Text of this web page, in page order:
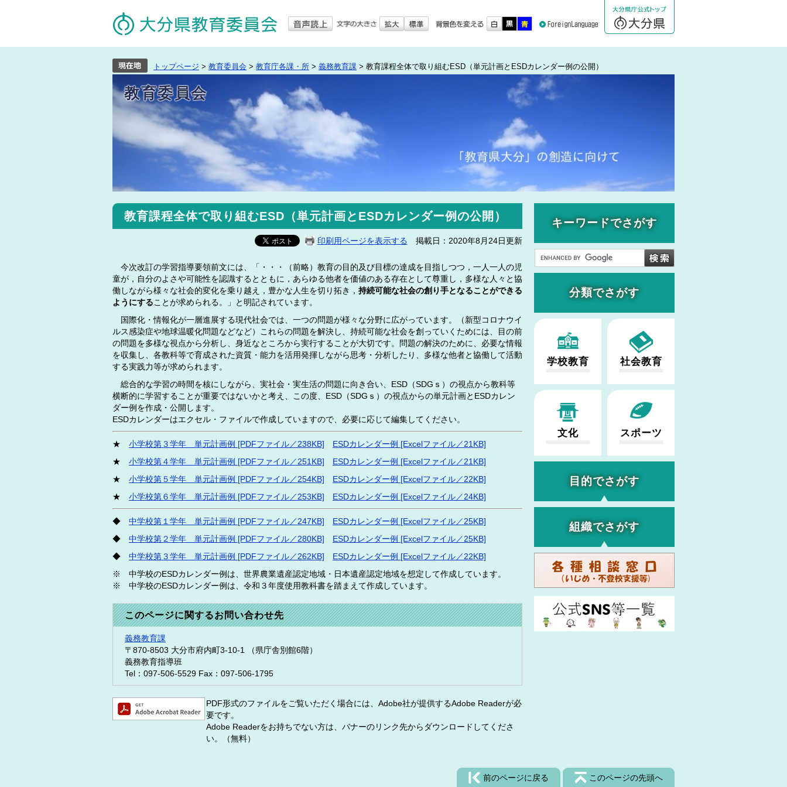
トップページ > 教育委員会 > 教育庁各課・所 > 義務教育課 > 教育課程全体で取り組むESD（単元計画とESDカレンダー例の公開）
教育委員会
教育課程全体で取り組むESD（単元計画とESDカレンダー例の公開）
印刷用ページを表示する 掲載日：2020年8月24日更新
今次改訂の学習指導要領前文には、「・・・（前略）教育の目的及び目標の達成を目指しつつ，一人一人の児
童が，自分のよさや可能性を認識するとともに，あらゆる他者を価値のある存在として尊重し，多様な人々と協
働しながら様々な社会的変化を乗り越え，豊かな人生を切り拓き， 持続可能な社会の創り手となることができる
ようにすることが求められる。」と明記されています。
国際化・情報化が一層進展する現代社会では、一つの問題が様々な分野に広がっています。（新型コロナウイ
ルス感染症や地球温暖化問題などなど）これらの問題を解決し、持続可能な社会を創っていくためには、目の前
の問題を多様な視点から分析し、身近なところから実行することが大切です。問題の解決のために、必要な情報
を収集し、各教科等で育成された資質・能力を活用発揮しながら思考・分析したり、多様な他者と協働して活動
する実践力等が求められます。
総合的な学習の時間を核にしながら、実社会・実生活の問題に向き合い、ESD（SDGｓ）の視点から教科等
横断的に学習することが重要ではないかと考え、この度、ESD（SDGｓ）の視点からの単元計画とESDカレン
ダー例を作成・公開します。
ESDカレンダーはエクセル・ファイルで作成していますので、必要に応じて編集してください。
★ 小学校第３学年 単元計画例 [PDFファイル／238KB]
ESDカレンダー例 [Excelファイル／21KB]
★ 小学校第４学年 単元計画例 [PDFファイル／251KB]
ESDカレンダー例 [Excelファイル／21KB]
★ 小学校第５学年 単元計画例 [PDFファイル／254KB]
ESDカレンダー例 [Excelファイル／22KB]
★ 小学校第６学年 単元計画例 [PDFファイル／253KB] ESDカレンダー例 [Excelファイル／24KB]
◆ 中学校第１学年 単元計画例 [PDFファイル／247KB]
ESDカレンダー例 [Excelファイル／25KB]
◆ 中学校第２学年 単元計画例 [PDFファイル／280KB]
ESDカレンダー例 [Excelファイル／25KB]
◆ 中学校第３学年 単元計画例 [PDFファイル／262KB]
ESDカレンダー例 [Excelファイル／22KB]
※ 中学校のESDカレンダー例は、世界農業遺産認定地域・日本遺産認定地域を想定して作成しています。
※ 中学校のESDカレンダー例は、令和３年度使用教科書を踏まえて作成しています。
このページに関するお問い合わせ先
義務教育課
〒870-8503 大分市府内町3-10-1 （県庁舎別館6階）
義務教育指導班
Tel：097-506-5529 Fax：097-506-1795
PDF形式のファイルをご覧いただく場合には、Adobe社が提供するAdobe Readerが必
要です。
Adobe Readerをお持ちでない方は、バナーのリンク先からダウンロードしてくださ
い。（無料）
キーワードでさがす
分類でさがす
学校教育 社会教育
文化 スポーツ
目的でさがす
組織でさがす
前のページに戻る このページの先頭へ